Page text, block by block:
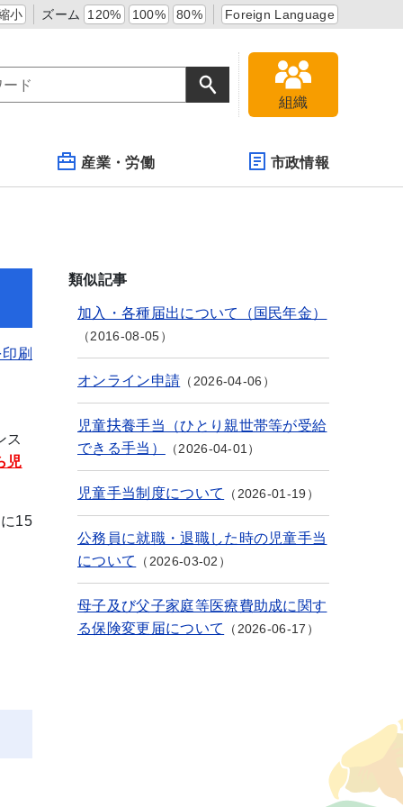
小 ズーム 120% 100% 80% Foreign Language
組織
産業・労働 市政情報
刷
ス
児
15
類似記事
加入・各種届出について（国民年金）
2016-08-05
オンライン申請 2026-04-06
児童扶養手当（ひとり親世帯等が受給
できる手当）
2026-04-01
児童手当制度について 2026-01-19
公務員に就職・退職した時の児童手当
について
2026-03-02
母子及び父子家庭等医療費助成に関す
る保険変更届について
2026-06-17